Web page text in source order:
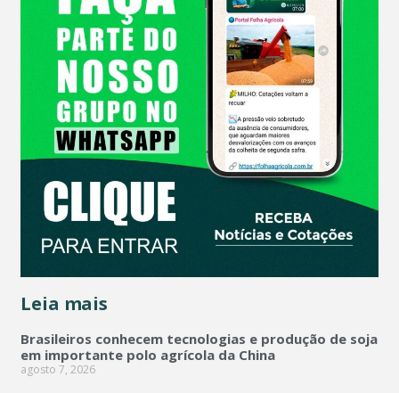
Leia mais
Brasileiros conhecem tecnologias e produção de soja
em importante polo agrícola da China
agosto 7, 2026